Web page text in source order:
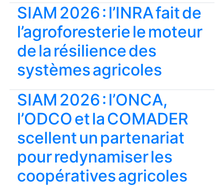
SIAM 2026 : l’INRA fait de
l’agroforesterie le moteur
de la résilience des
systèmes agricoles
SIAM 2026 : l’ONCA,
l’ODCO et la COMADER
scellent un partenariat
pour redynamiser les
coopératives agricoles